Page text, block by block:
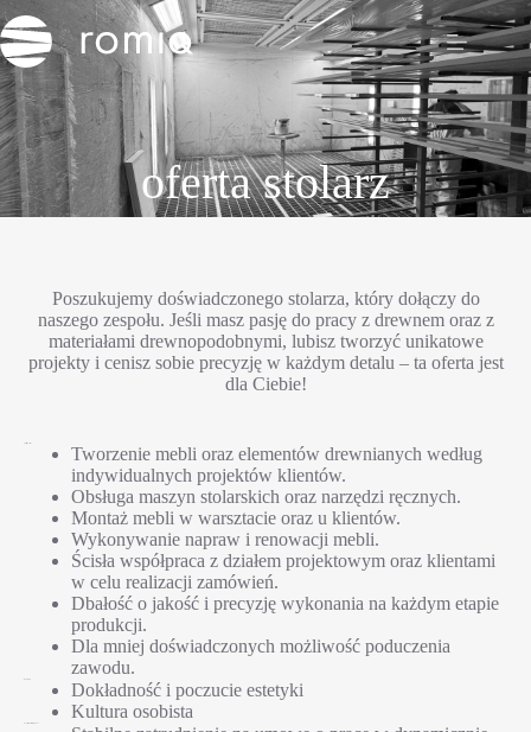
oferta stolarz
Poszukujemy doświadczonego stolarza, który dołączy do
naszego zespołu. Jeśli masz pasję do pracy z drewnem oraz z
materiałami drewnopodobnymi, lubisz tworzyć unikatowe
projekty i cenisz sobie precyzję w każdym detalu – ta oferta jest
dla Ciebie!
Tworzenie mebli oraz elementów drewnianych według
indywidualnych projektów klientów.
Obsługa maszyn stolarskich oraz narzędzi ręcznych.
Montaż mebli w warsztacie oraz u klientów.
Wykonywanie napraw i renowacji mebli.
Ścisła współpraca z działem projektowym oraz klientami
w celu realizacji zamówień.
Dbałość o jakość i precyzję wykonania na każdym etapie
produkcji.
Dla mniej doświadczonych możliwość poduczenia
zawodu.
Dokładność i poczucie estetyki
Kultura osobista